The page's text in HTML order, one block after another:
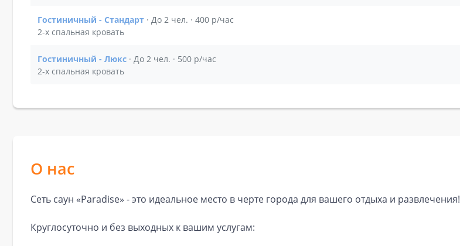
Гостиничный - Стандарт · До 2 чел. · 400 р/час
2-х спальная кровать
Показать подробности зала Гостиничный - Стандарт
Гостиничный - Люкс · До 2 чел. · 500 р/час
2-х спальная кровать
Показать подробности зала Гостиничный - Люкс
О нас
Сеть саун «Paradise» - это идеальное место в черте города для вашего отдыха и развлечения!
Круглосуточно и без выходных к вашим услугам: